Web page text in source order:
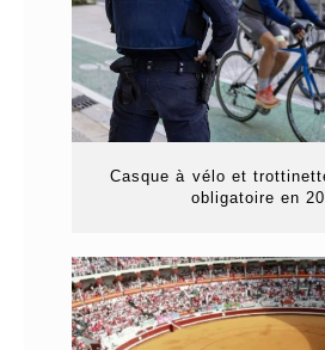
Casque à vélo et
obligatoire en